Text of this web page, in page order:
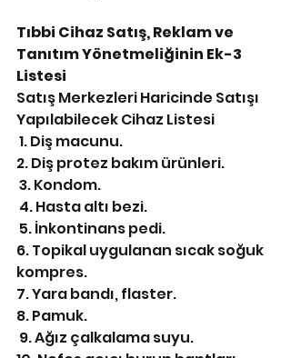
Tıbbi Cihaz Satış, Reklam ve
Tanıtım Yönetmeliğinin Ek-3
Listesi
Satış Merkezleri Haricinde Satışı
Yapılabilecek Cihaz Listesi
1. Diş macunu.
2. Diş protez bakım ürünleri.
3. Kondom.
4. Hasta altı bezi.
5. İnkontinans pedi.
6. Topikal uygulanan sıcak soğuk
kompres.
7. Yara bandı, flaster.
8. Pamuk.
9. Ağız çalkalama suyu.